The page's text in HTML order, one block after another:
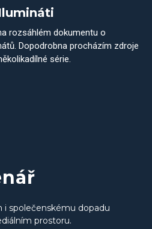
rozsáhlém dokumentu o
Dopodrobna procházím zdroje
série.
i společenskému dopadu
prostoru.